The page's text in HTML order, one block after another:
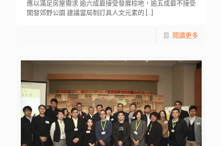
應以滿足房屋需求 逾六成最接受發展棕地，逾五成最不接受
開發郊野公園 建議當局制訂具人文元素的 […]
閱讀更多